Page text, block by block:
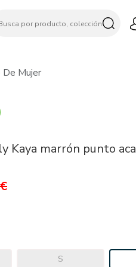
De Mujer
Kaya marrón punto
S